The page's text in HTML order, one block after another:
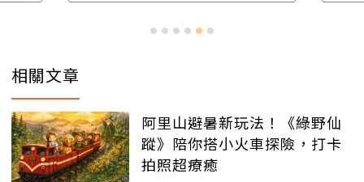
相關文章
阿里山避暑新玩法！《綠野仙
蹤》陪你搭小火車探險，打卡
拍照超療癒